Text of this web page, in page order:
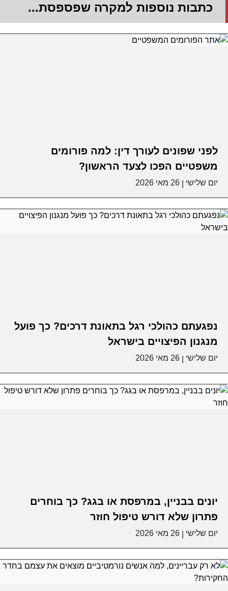
כתבות נוספות למקרה שפספסת...
לפני שפונים לעורך דין: למה פורומים
משפטיים הפכו לצעד הראשון?
יום שלישי 26 מאי 2026
נפגעתם כהולכי רגל בתאונת דרכים? כך פועל
מנגנון הפיצויים בישראל
יום שלישי 26 מאי 2026
יונים בבניין, במרפסת או בגג? כך בוחרים
פתרון שלא דורש טיפול חוזר
יום שלישי 26 מאי 2026